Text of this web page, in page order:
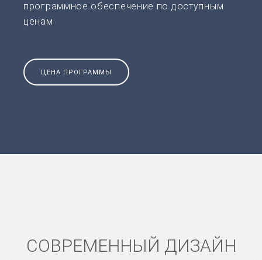
программное обеспечение по доступным
ценам
ЦЕНА ПРОГРАММЫ
СОВРЕМЕННЫЙ ДИЗАЙН